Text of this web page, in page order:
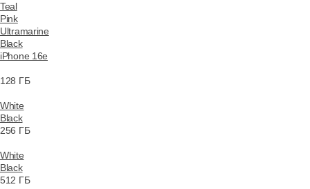
Teal
Pink
Ultramarine
Black
iPhone 16e
128 ГБ
White
Black
256 ГБ
White
Black
512 ГБ